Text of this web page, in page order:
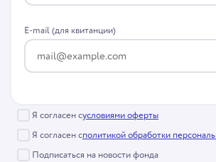
E-mail (для квитанции)
Я согласен сусловиями оферты
Я согласен сполитикой обработки
Подписаться на новости фонда